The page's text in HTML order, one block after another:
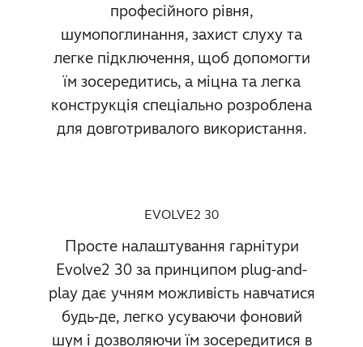
професійного рівня,
шумопоглинання, захист слуху та
легке підключення, щоб допомогти
їм зосередитись, а міцна та легка
конструкція спеціально розроблена
для довготривалого використання.
EVOLVE2 30
Просте налаштування гарнітури
Evolve2 30 за принципом plug-and-
play дає учням можливість навчатися
будь-де, легко усуваючи фоновий
шум і дозволяючи їм зосередитися в